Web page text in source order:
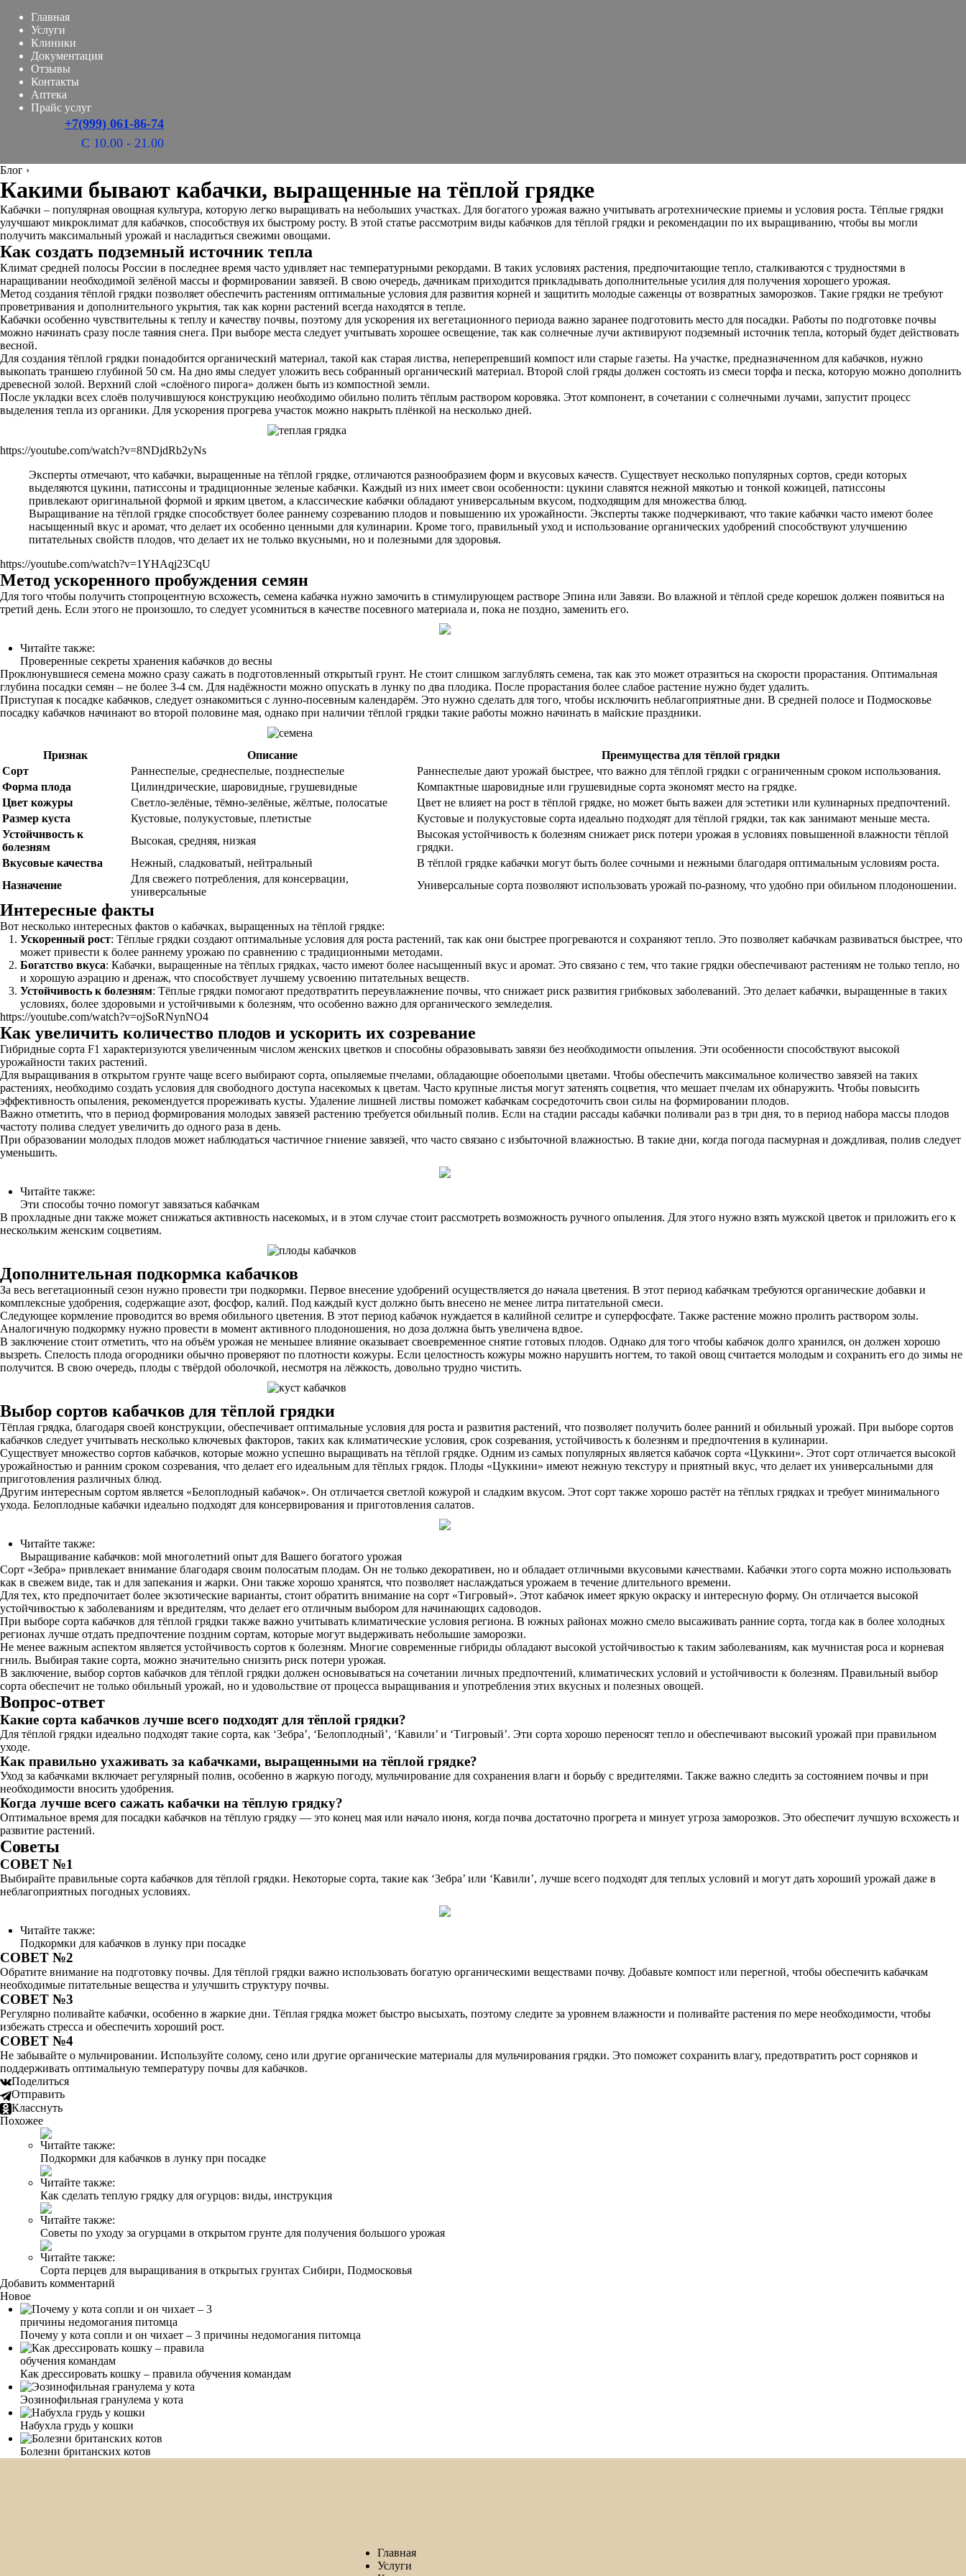
Главная
Услуги
Клиники
Документация
Отзывы
Контакты
Аптека
Прайс услуг
+7(999) 061-86-74
С 10.00 - 21.00
Блог ›
Какими бывают кабачки, выращенные на тёплой грядке
Кабачки – популярная овощная культура, которую легко выращивать на небольших участках. Для богатого урожая важно учитывать агротехнические приемы и условия роста. Тёплые грядки
улучшают микроклимат для кабачков, способствуя их быстрому росту. В этой статье рассмотрим виды кабачков для тёплой грядки и рекомендации по их выращиванию, чтобы вы могли
получить максимальный урожай и насладиться свежими овощами.
Как создать подземный источник тепла
Климат средней полосы России в последнее время часто удивляет нас температурными рекордами. В таких условиях растения, предпочитающие тепло, сталкиваются с трудностями в
наращивании необходимой зелёной массы и формировании завязей. В свою очередь, дачникам приходится прикладывать дополнительные усилия для получения хорошего урожая.
Метод создания тёплой грядки позволяет обеспечить растениям оптимальные условия для развития корней и защитить молодые саженцы от возвратных заморозков. Такие грядки не требуют
проветривания и дополнительного укрытия, так как корни растений всегда находятся в тепле.
Кабачки особенно чувствительны к теплу и качеству почвы, поэтому для ускорения их вегетационного периода важно заранее подготовить место для посадки. Работы по подготовке почвы
можно начинать сразу после таяния снега. При выборе места следует учитывать хорошее освещение, так как солнечные лучи активируют подземный источник тепла, который будет действовать
весной.
Для создания тёплой грядки понадобится органический материал, такой как старая листва, неперепревший компост или старые газеты. На участке, предназначенном для кабачков, нужно
выкопать траншею глубиной 50 см. На дно ямы следует уложить весь собранный органический материал. Второй слой гряды должен состоять из смеси торфа и песка, которую можно дополнить
древесной золой. Верхний слой «слоёного пирога» должен быть из компостной земли.
После укладки всех слоёв получившуюся конструкцию необходимо обильно полить тёплым раствором коровяка. Этот компонент, в сочетании с солнечными лучами, запустит процесс
выделения тепла из органики. Для ускорения прогрева участок можно накрыть плёнкой на несколько дней.
https://youtube.com/watch?v=8NDjdRb2yNs
Эксперты отмечают, что кабачки, выращенные на тёплой грядке, отличаются разнообразием форм и вкусовых качеств. Существует несколько популярных сортов, среди которых
выделяются цукини, патиссоны и традиционные зеленые кабачки. Каждый из них имеет свои особенности: цукини славятся нежной мякотью и тонкой кожицей, патиссоны
привлекают оригинальной формой и ярким цветом, а классические кабачки обладают универсальным вкусом, подходящим для множества блюд.
Выращивание на тёплой грядке способствует более раннему созреванию плодов и повышению их урожайности. Эксперты также подчеркивают, что такие кабачки часто имеют более
насыщенный вкус и аромат, что делает их особенно ценными для кулинарии. Кроме того, правильный уход и использование органических удобрений способствуют улучшению
питательных свойств плодов, что делает их не только вкусными, но и полезными для здоровья.
https://youtube.com/watch?v=1YHAqj23CqU
Метод ускоренного пробуждения семян
Для того чтобы получить стопроцентную всхожесть, семена кабачка нужно замочить в стимулирующем растворе Эпина или Завязи. Во влажной и тёплой среде корешок должен появиться на
третий день. Если этого не произошло, то следует усомниться в качестве посевного материала и, пока не поздно, заменить его.
Читайте также:
Проверенные секреты хранения кабачков до весны
Проклюнувшиеся семена можно сразу сажать в подготовленный открытый грунт. Не стоит слишком заглублять семена, так как это может отразиться на скорости прорастания. Оптимальная
глубина посадки семян – не более 3-4 см. Для надёжности можно опускать в лунку по два плодика. После прорастания более слабое растение нужно будет удалить.
Приступая к посадке кабачков, следует ознакомиться с лунно-посевным календарём. Это нужно сделать для того, чтобы исключить неблагоприятные дни. В средней полосе и Подмосковье
посадку кабачков начинают во второй половине мая, однако при наличии тёплой грядки такие работы можно начинать в майские праздники.
Признак Описание
Преимущества для тёплой грядки
Сорт
Раннеспелые, среднеспелые, позднеспелые
Раннеспелые дают урожай быстрее, что важно для тёплой грядки с ограниченным сроком использования.
Форма плода
Цилиндрические, шаровидные, грушевидные
Компактные шаровидные или грушевидные сорта экономят место на грядке.
Цвет кожуры
Светло-зелёные, тёмно-зелёные, жёлтые, полосатые
Цвет не влияет на рост в тёплой грядке, но может быть важен для эстетики или кулинарных предпочтений.
Размер куста
Кустовые, полукустовые, плетистые
Кустовые и полукустовые сорта идеально подходят для тёплой грядки, так как занимают меньше места.
Устойчивость к
болезням
Высокая, средняя, низкая
Высокая устойчивость к болезням снижает риск потери урожая в условиях повышенной влажности тёплой
грядки.
Вкусовые качества
Нежный, сладковатый, нейтральный
В тёплой грядке кабачки могут быть более сочными и нежными благодаря оптимальным условиям роста.
Назначение
Для свежего потребления, для консервации,
универсальные
Универсальные сорта позволяют использовать урожай по-разному, что удобно при обильном плодоношении.
Интересные факты
Вот несколько интересных фактов о кабачках, выращенных на тёплой грядке:
Ускоренный рост: Тёплые грядки создают оптимальные условия для роста растений, так как они быстрее прогреваются и сохраняют тепло. Это позволяет кабачкам развиваться быстрее, что
может привести к более раннему урожаю по сравнению с традиционными методами.
Богатство вкуса: Кабачки, выращенные на тёплых грядках, часто имеют более насыщенный вкус и аромат. Это связано с тем, что такие грядки обеспечивают растениям не только тепло, но
и хорошую аэрацию и дренаж, что способствует лучшему усвоению питательных веществ.
Устойчивость к болезням: Тёплые грядки помогают предотвратить переувлажнение почвы, что снижает риск развития грибковых заболеваний. Это делает кабачки, выращенные в таких
условиях, более здоровыми и устойчивыми к болезням, что особенно важно для органического земледелия.
https://youtube.com/watch?v=ojSoRNynNO4
Как увеличить количество плодов и ускорить их созревание
Гибридные сорта F1 характеризуются увеличенным числом женских цветков и способны образовывать завязи без необходимости опыления. Эти особенности способствуют высокой
урожайности таких растений.
Для выращивания в открытом грунте чаще всего выбирают сорта, опыляемые пчелами, обладающие обоеполыми цветами. Чтобы обеспечить максимальное количество завязей на таких
растениях, необходимо создать условия для свободного доступа насекомых к цветам. Часто крупные листья могут затенять соцветия, что мешает пчелам их обнаружить. Чтобы повысить
эффективность опыления, рекомендуется прореживать кусты. Удаление лишней листвы поможет кабачкам сосредоточить свои силы на формировании плодов.
Важно отметить, что в период формирования молодых завязей растению требуется обильный полив. Если на стадии рассады кабачки поливали раз в три дня, то в период набора массы плодов
частоту полива следует увеличить до одного раза в день.
При образовании молодых плодов может наблюдаться частичное гниение завязей, что часто связано с избыточной влажностью. В такие дни, когда погода пасмурная и дождливая, полив следует
уменьшить.
Читайте также:
Эти способы точно помогут завязаться кабачкам
В прохладные дни также может снижаться активность насекомых, и в этом случае стоит рассмотреть возможность ручного опыления. Для этого нужно взять мужской цветок и приложить его к
нескольким женским соцветиям.
Дополнительная подкормка кабачков
За весь вегетационный сезон нужно провести три подкормки. Первое внесение удобрений осуществляется до начала цветения. В этот период кабачкам требуются органические добавки и
комплексные удобрения, содержащие азот, фосфор, калий. Под каждый куст должно быть внесено не менее литра питательной смеси.
Следующее кормление проводится во время обильного цветения. В этот период кабачок нуждается в калийной селитре и суперфосфате. Также растение можно пролить раствором золы.
Аналогичную подкормку нужно провести в момент активного плодоношения, но доза должна быть увеличена вдвое.
В заключение стоит отметить, что на объём урожая не меньшее влияние оказывает своевременное снятие готовых плодов. Однако для того чтобы кабачок долго хранился, он должен хорошо
вызреть. Спелость плода огородники обычно проверяют по плотности кожуры. Если целостность кожуры можно нарушить ногтем, то такой овощ считается молодым и сохранить его до зимы не
получится. В свою очередь, плоды с твёрдой оболочкой, несмотря на лёжкость, довольно трудно чистить.
Выбор сортов кабачков для тёплой грядки
Тёплая грядка, благодаря своей конструкции, обеспечивает оптимальные условия для роста и развития растений, что позволяет получить более ранний и обильный урожай. При выборе сортов
кабачков следует учитывать несколько ключевых факторов, таких как климатические условия, срок созревания, устойчивость к болезням и предпочтения в кулинарии.
Существует множество сортов кабачков, которые можно успешно выращивать на тёплой грядке. Одним из самых популярных является кабачок сорта «Цуккини». Этот сорт отличается высокой
урожайностью и ранним сроком созревания, что делает его идеальным для тёплых грядок. Плоды «Цуккини» имеют нежную текстуру и приятный вкус, что делает их универсальными для
приготовления различных блюд.
Другим интересным сортом является «Белоплодный кабачок». Он отличается светлой кожурой и сладким вкусом. Этот сорт также хорошо растёт на тёплых грядках и требует минимального
ухода. Белоплодные кабачки идеально подходят для консервирования и приготовления салатов.
Читайте также:
Выращивание кабачков: мой многолетний опыт для Вашего богатого урожая
Сорт «Зебра» привлекает внимание благодаря своим полосатым плодам. Он не только декоративен, но и обладает отличными вкусовыми качествами. Кабачки этого сорта можно использовать
как в свежем виде, так и для запекания и жарки. Они также хорошо хранятся, что позволяет наслаждаться урожаем в течение длительного времени.
Для тех, кто предпочитает более экзотические варианты, стоит обратить внимание на сорт «Тигровый». Этот кабачок имеет яркую окраску и интересную форму. Он отличается высокой
устойчивостью к заболеваниям и вредителям, что делает его отличным выбором для начинающих садоводов.
При выборе сорта кабачков для тёплой грядки также важно учитывать климатические условия региона. В южных районах можно смело высаживать ранние сорта, тогда как в более холодных
регионах лучше отдать предпочтение поздним сортам, которые могут выдерживать небольшие заморозки.
Не менее важным аспектом является устойчивость сортов к болезням. Многие современные гибриды обладают высокой устойчивостью к таким заболеваниям, как мучнистая роса и корневая
гниль. Выбирая такие сорта, можно значительно снизить риск потери урожая.
В заключение, выбор сортов кабачков для тёплой грядки должен основываться на сочетании личных предпочтений, климатических условий и устойчивости к болезням. Правильный выбор
сорта обеспечит не только обильный урожай, но и удовольствие от процесса выращивания и употребления этих вкусных и полезных овощей.
Вопрос-ответ
Какие сорта кабачков лучше всего подходят для тёплой грядки?
Для тёплой грядки идеально подходят такие сорта, как ‘Зебра’, ‘Белоплодный’, ‘Кавили’ и ‘Тигровый’. Эти сорта хорошо переносят тепло и обеспечивают высокий урожай при правильном
уходе.
Как правильно ухаживать за кабачками, выращенными на тёплой грядке?
Уход за кабачками включает регулярный полив, особенно в жаркую погоду, мульчирование для сохранения влаги и борьбу с вредителями. Также важно следить за состоянием почвы и при
необходимости вносить удобрения.
Когда лучше всего сажать кабачки на тёплую грядку?
Оптимальное время для посадки кабачков на тёплую грядку — это конец мая или начало июня, когда почва достаточно прогрета и минует угроза заморозков. Это обеспечит лучшую всхожесть и
развитие растений.
Советы
СОВЕТ №1
Выбирайте правильные сорта кабачков для тёплой грядки. Некоторые сорта, такие как ‘Зебра’ или ‘Кавили’, лучше всего подходят для теплых условий и могут дать хороший урожай даже в
неблагоприятных погодных условиях.
Читайте также:
Подкормки для кабачков в лунку при посадке
СОВЕТ №2
Обратите внимание на подготовку почвы. Для тёплой грядки важно использовать богатую органическими веществами почву. Добавьте компост или перегной, чтобы обеспечить кабачкам
необходимые питательные вещества и улучшить структуру почвы.
СОВЕТ №3
Регулярно поливайте кабачки, особенно в жаркие дни. Тёплая грядка может быстро высыхать, поэтому следите за уровнем влажности и поливайте растения по мере необходимости, чтобы
избежать стресса и обеспечить хороший рост.
СОВЕТ №4
Не забывайте о мульчировании. Используйте солому, сено или другие органические материалы для мульчирования грядки. Это поможет сохранить влагу, предотвратить рост сорняков и
поддерживать оптимальную температуру почвы для кабачков.
Поделиться
Отправить
Класснуть
Похожее
Читайте также:
Подкормки для кабачков в лунку при посадке
Читайте также:
Как сделать теплую грядку для огурцов: виды, инструкция
Читайте также:
Советы по уходу за огурцами в открытом грунте для получения большого урожая
Читайте также:
Сорта перцев для выращивания в открытых грунтах Сибири, Подмосковья
Добавить комментарий
Новое
Почему у кота сопли и он чихает – 3 причины недомогания питомца
Как дрессировать кошку – правила обучения командам
Эозинофильная гранулема у кота
Набухла грудь у кошки
Болезни британских котов
Главная
Услуги